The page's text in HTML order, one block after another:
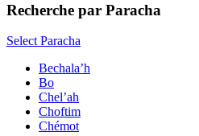
Recherche par Paracha
Select Paracha
Bechala’h
Bo
Chel’ah
Choftim
Chémot